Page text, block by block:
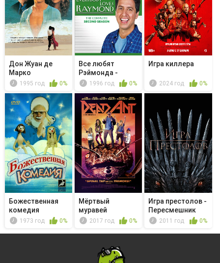
Дон Жуан де
Марко
1995 год 0%
Все любят
Рэймонда -
Getting Even
1996 год 0%
Игра киллера
2024 год 0%
Божественная
комедия
1973 год 0%
Мёртвый
муравей
2017 год 0%
Игра престолов -
Пересмешник
2011 год 0%